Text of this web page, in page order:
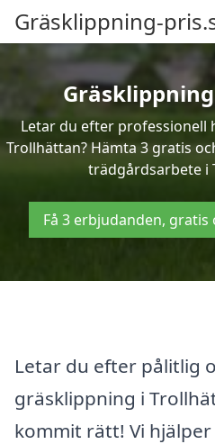
Gräsklippning-
Letar du efter professionell
Trollhättan? Hämta 3 gratis
trädgårdsarbete i
Få 3 erbjudanden,
Letar du efter pålitlig
gräsklippning i
kommit rätt! Vi